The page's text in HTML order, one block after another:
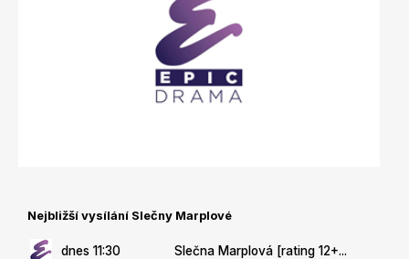
Nejbližší vysílání Slečny Marplové
dnes 11:30 Slečna Marplová [rating 12+...